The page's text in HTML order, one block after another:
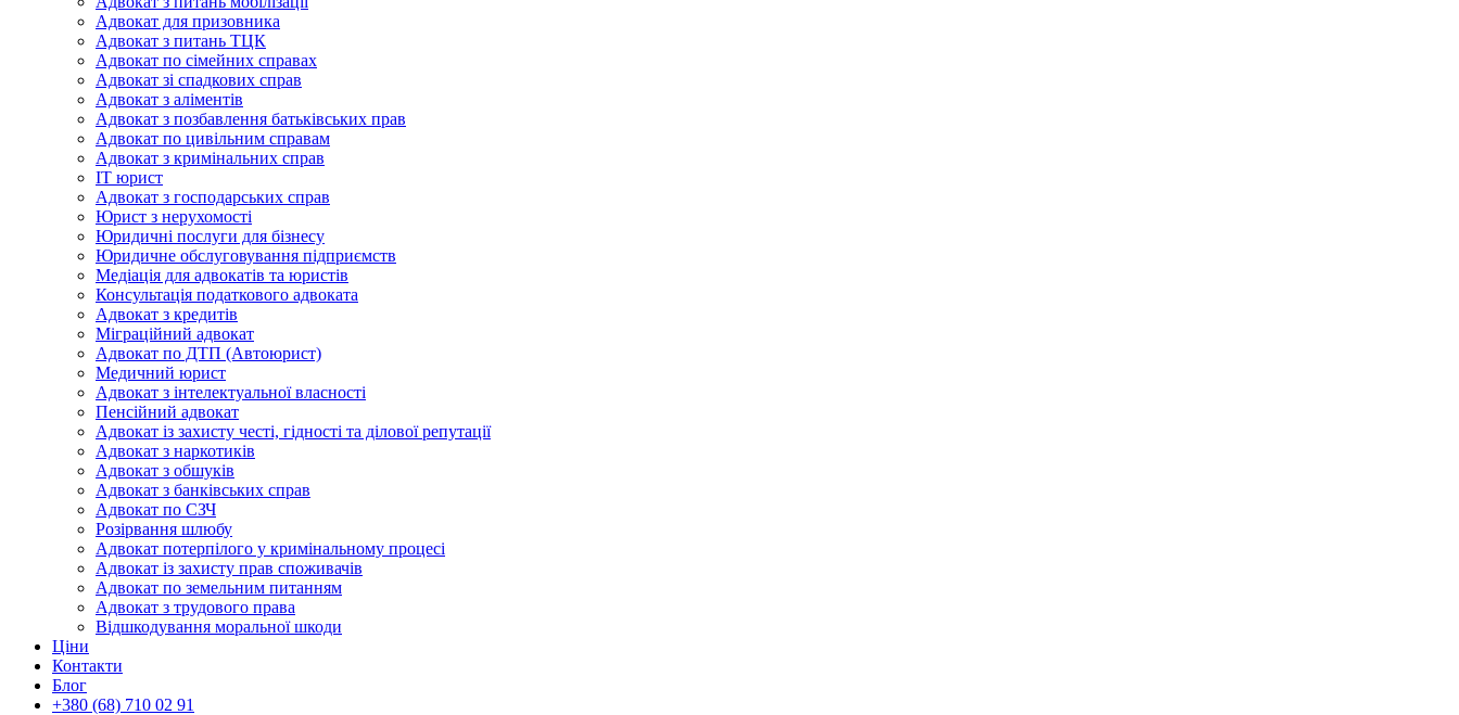
Адвокат для призовника
Адвокат з питань ТЦК
Адвокат по сімейних справах
Адвокат зі спадкових справ
Адвокат з аліментів
Адвокат з позбавлення батьківських прав
Адвокат по цивільним справам
Адвокат з кримінальних справ
IT юрист
Адвокат з господарських справ
Юрист з нерухомості
Юридичні послуги для бізнесу
Юридичне обслуговування підприємств
Медіація для адвокатів та юристів
Консультація податкового адвоката
Адвокат з кредитів
Міграційний адвокат
Адвокат по ДТП (Автоюрист)
Медичний юрист
Адвокат з інтелектуальної власності
Пенсійний адвокат
Адвокат із захисту честі, гідності та ділової репутації
Адвокат з наркотиків
Адвокат з обшуків
Адвокат з банківських справ
Адвокат по СЗЧ
Розірвання шлюбу
Адвокат потерпілого у кримінальному процесі
Адвокат із захисту прав споживачів
Адвокат по земельним питанням
Адвокат з трудового права
Відшкодування моральної шкоди
Ціни
Контакти
Блог
+380 (68) 710 02 91